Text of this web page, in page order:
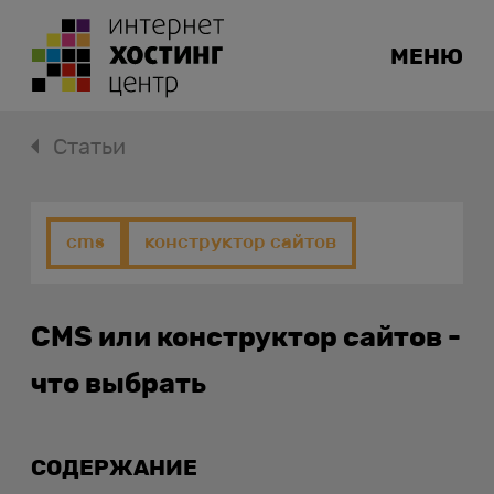
МЕНЮ
Статьи
cms конструктор сайтов
CMS или конструктор сайтов -
что выбрать
СОДЕРЖАНИЕ